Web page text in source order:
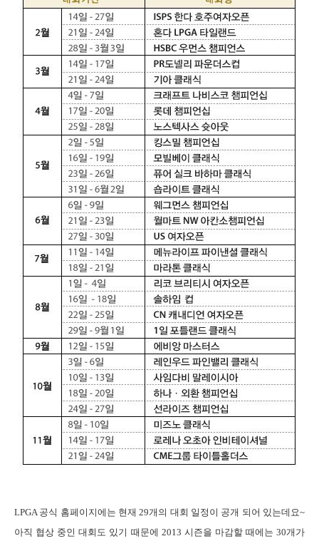
LPGA 공식 홈페이지에는 현재 29개의 대회 일정이 공개 되어 있는데요~
아직 협상 중인 대회도 있기 때문에 2013 시즌을 마감할 때에는 30개가